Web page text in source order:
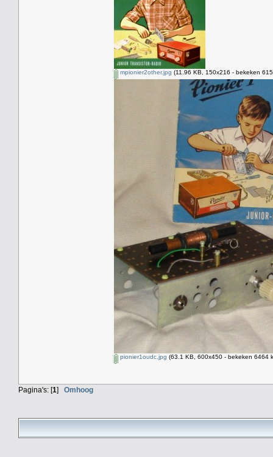
mpionier2other.jpg (11.96 KB, 150x216 - bekeken
pionier1oudc.jpg (63.1 KB, 600x450 - bekeken 6464
Pagina's: [1] Omhoog